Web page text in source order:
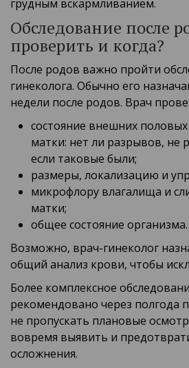
грудным вскармливанием.
Обследование после
проверить и когда?
После родов важно пройти
гинеколога. Обычно его
недели после родов. Врач
состояние внешних
матки: нет ли разрывов, не
если таковые были;
размеры, локализацию и
микрофлору влагалища и
матки;
общее состояние организма.
Возможно, врач-гинеколог
общий анализ крови, чтобы
Более комплексное
рекомендовано через полгода
не пропускать плановые
вовремя выявить и
осложнения.